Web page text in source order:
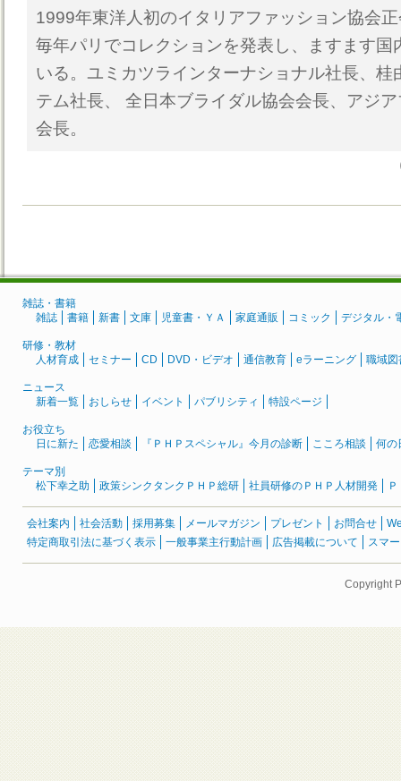
1999年東洋人初のイタリアファッション協会
毎年パリでコレクションを発表し、ますます国
いる。ユミカツラインターナショナル社長、桂
テム社長、 全日本ブライダル協会会長、アジ
会長。
雑誌・書籍
雑誌
書籍 新書 文庫 児童書・ＹＡ 家庭通販 コミック デジタル・
研修・教材
人材育成
セミナー CD DVD・ビデオ 通信教育 eラーニング 職域図
ニュース
新着一覧
おしらせ イベント パブリシティ 特設ページ
お役立ち
日に新た
恋愛相談 『ＰＨＰスペシャル』今月の診断 こころ相談 何の
テーマ別
松下幸之助
政策シンクタンクＰＨＰ総研 社員研修のＰＨＰ人材開発
会社案内 社会活動 採用募集 メールマガジン プレゼント お問合せ
特定商取引法に基づく表示
一般事業主行動計画 広告掲載について スマ
Copyright